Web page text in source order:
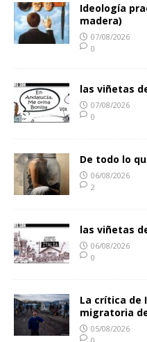
Ideología
madera)
07/08/2026
0
las viñetas
07/08/2026
0
De todo lo
06/08/2026
2
las viñetas
06/08/2026
0
La crítica de
migratoria
05/08/2026